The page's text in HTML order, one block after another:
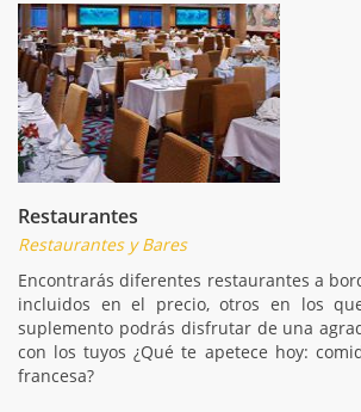
Restaurantes
Restaurantes y Bares
Encontrarás diferentes restaurantes a
incluidos en el precio, otros en los
suplemento podrás disfrutar de una
con los tuyos ¿Qué te apetece hoy:
francesa?